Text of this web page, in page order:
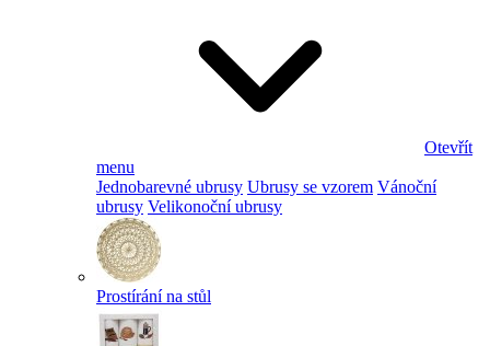
Otevřít
menu
Jednobarevné ubrusy Ubrusy se vzorem Vánoční
ubrusy Velikonoční ubrusy
Prostírání na stůl